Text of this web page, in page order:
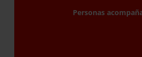
Personas